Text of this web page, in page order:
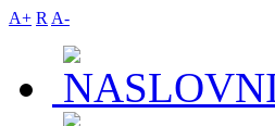
A+ R A-